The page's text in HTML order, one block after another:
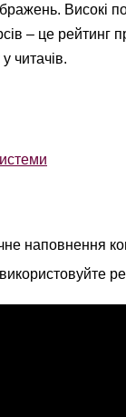
Високі
– це рейтинг
читачів.
наповнення